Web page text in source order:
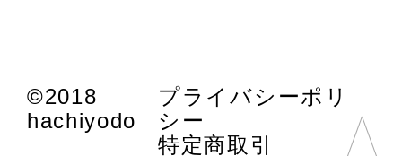
©2018
hachiyodo
プライバシーポリ
シー
特定商取引